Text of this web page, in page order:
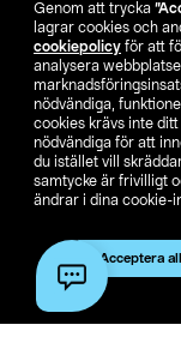
Genom att trycka
lagrar cookies och
cookiepolicy för att
analysera
nödvändiga,
cookies krävs inte
nödvändiga för att
du istället vill
samtycke är frivilligt
ändrar i dina cookie-
Acceptera
Köpvillkor